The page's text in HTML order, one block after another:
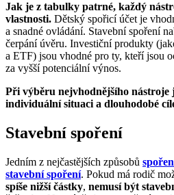
Jak je z tabulky patrné, každý
vlastnosti. Dětský spořicí účet je
a snadné ovládání. Stavební spoření
čerpání úvěru. Investiční produkty
a ETF) jsou vhodné pro ty, kteří jsou
za vyšší potenciální výnos.
Při výběru nejvhodnějšího nástroje
individuální situaci a dlouhodobé
Stavební spoření
Jedním z nejčastějších způsobů
stavební spoření. Pokud má rodič
spíše nižší částky, nemusí být